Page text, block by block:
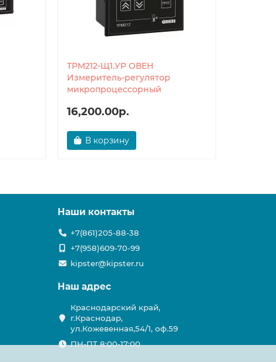
ТРМ212-Щ1.УР ОВЕН
Измеритель-регулятор
микропроцессорный
16,200.00р.
В корзину
Наши контакты
+7(861)205-88-38
+7(958)609-70-99
kipster@kipster.ru
Наш адрес
Краснодарский край,
г.Краснодар,
ул.Кожевенная,54/1, оф.59
ПН-ПТ 8:00-17:00